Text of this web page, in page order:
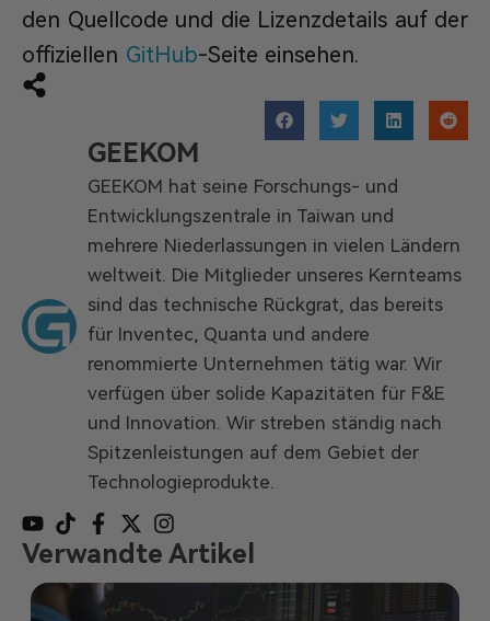
den Quellcode und die Lizenzdetails auf der
offiziellen GitHub-Seite einsehen.
GEEKOM
GEEKOM hat seine Forschungs- und
Entwicklungszentrale in Taiwan und
mehrere Niederlassungen in vielen Ländern
weltweit. Die Mitglieder unseres Kernteams
sind das technische Rückgrat, das bereits
für Inventec, Quanta und andere
renommierte Unternehmen tätig war. Wir
verfügen über solide Kapazitäten für F&E
und Innovation. Wir streben ständig nach
Spitzenleistungen auf dem Gebiet der
Technologieprodukte.
Verwandte Artikel